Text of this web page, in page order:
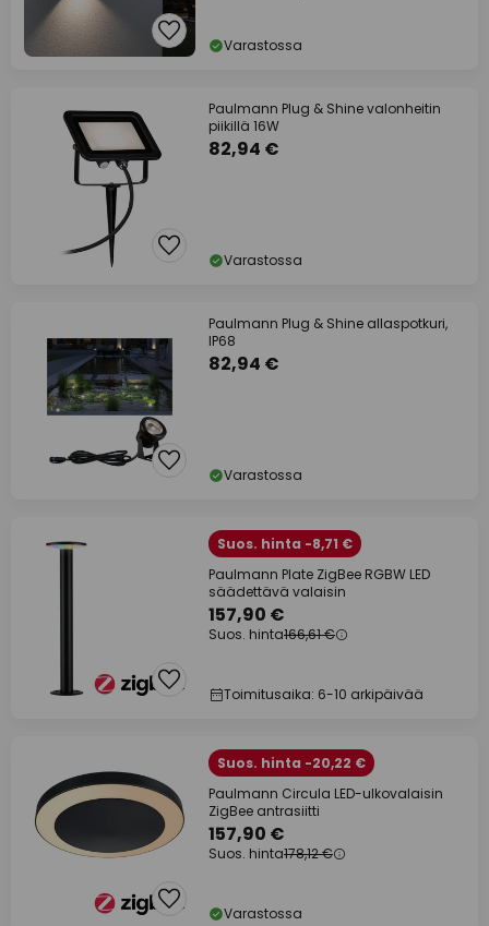
Varastossa
Paulmann Plug & Shine valonheitin
piikillä 16W
82,94 €
Varastossa
Paulmann Plug & Shine allaspotkuri,
IP68
82,94 €
Varastossa
Suos. hinta -8,71 €
Paulmann Plate ZigBee RGBW LED
säädettävä valaisin
157,90 €
Suos. hinta166,61 €
Toimitusaika: 6-10 arkipäivää
Suos. hinta -20,22 €
Paulmann Circula LED-ulkovalaisin
ZigBee antrasiitti
157,90 €
Suos. hinta178,12 €
Varastossa